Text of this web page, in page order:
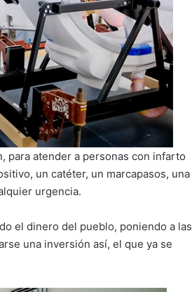
para atender a personas con infarto
un catéter, un marcapasos, una
urgencia.
el dinero del pueblo, poniendo a las
una inversión así, el que ya se